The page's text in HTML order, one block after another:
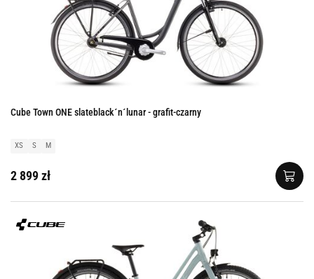
Cube Town ONE slateblack´n´lunar - grafit-czarny
XS S M
2 899 zł